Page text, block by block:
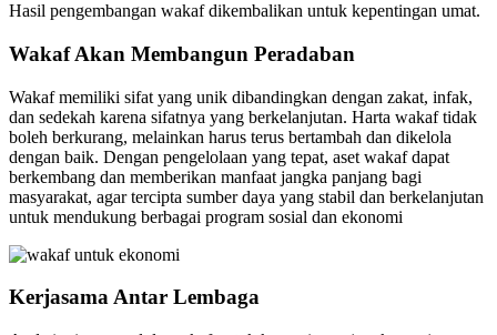
Hasil pengembangan wakaf dikembalikan untuk kepentingan umat.
Wakaf Akan Membangun Peradaban
Wakaf memiliki sifat yang unik dibandingkan dengan zakat, infak,
dan sedekah karena sifatnya yang berkelanjutan. Harta wakaf tidak
boleh berkurang, melainkan harus terus bertambah dan dikelola
dengan baik. Dengan pengelolaan yang tepat, aset wakaf dapat
berkembang dan memberikan manfaat jangka panjang bagi
masyarakat, agar tercipta sumber daya yang stabil dan berkelanjutan
untuk mendukung berbagai program sosial dan ekonomi
Kerjasama Antar Lembaga